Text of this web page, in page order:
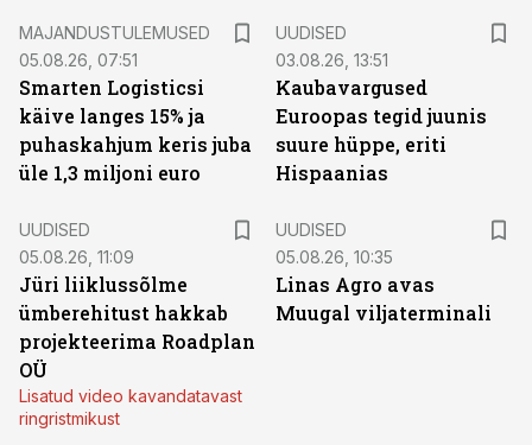
MAJANDUSTULEMUSED
05.08.26, 07:51
Smarten Logisticsi
käive langes 15% ja
puhaskahjum keris juba
üle 1,3 miljoni euro
UUDISED
03.08.26, 13:51
Kaubavargused
Euroopas tegid juunis
suure hüppe, eriti
Hispaanias
UUDISED
05.08.26, 11:09
Jüri liiklussõlme
ümberehitust hakkab
projekteerima Roadplan
OÜ
Lisatud video kavandatavast
ringristmikust
UUDISED
05.08.26, 10:35
Linas Agro avas
Muugal viljaterminali